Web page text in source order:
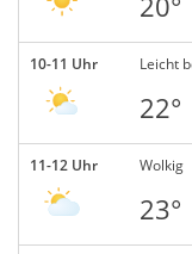
10-11 Uhr Leicht
22°
11-12 Uhr Wolkig
23°